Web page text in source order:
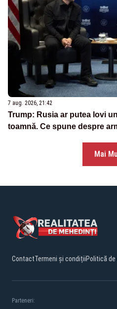
7 aug. 2026, 21:42
Trump: Rusia ar putea lovi
toamnă. Ce spune despre
Mai
ContactTermeni și condițiiPolitică
Parteneri: